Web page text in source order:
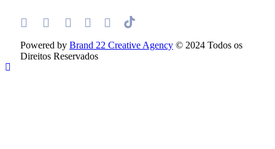
Powered by Brand 22 Creative Agency © 2024 Todos os
Direitos Reservados